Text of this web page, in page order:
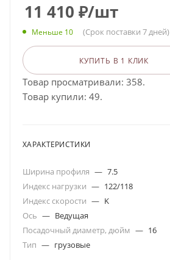
11 410 ₽/шт
Меньше 10 (Срок поставки 7 дней)
КУПИТЬ В 1 КЛИК
Товар просматривали: 358.
Товар купили: 49.
ХАРАКТЕРИСТИКИ
Ширина профиля — 7.5
Индекс нагрузки — 122/118
Индекс скорости — K
Ось — Ведущая
Посадочный диаметр, дюйм — 16
Тип — грузовые